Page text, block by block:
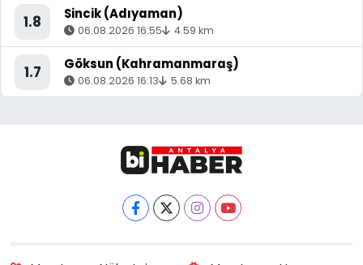
1.8 Sincik (Adıyaman)
06.08.2026 16:55 4.59 km
1.7 Göksun (Kahramanmaraş)
06.08.2026 16:13 5.68 km